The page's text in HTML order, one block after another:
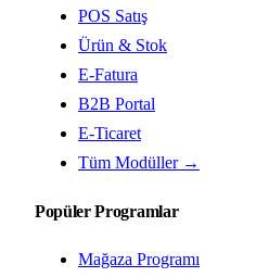
POS Satış
Ürün & Stok
E-Fatura
B2B Portal
E-Ticaret
Tüm Modüller →
Popüler Programlar
Mağaza Programı